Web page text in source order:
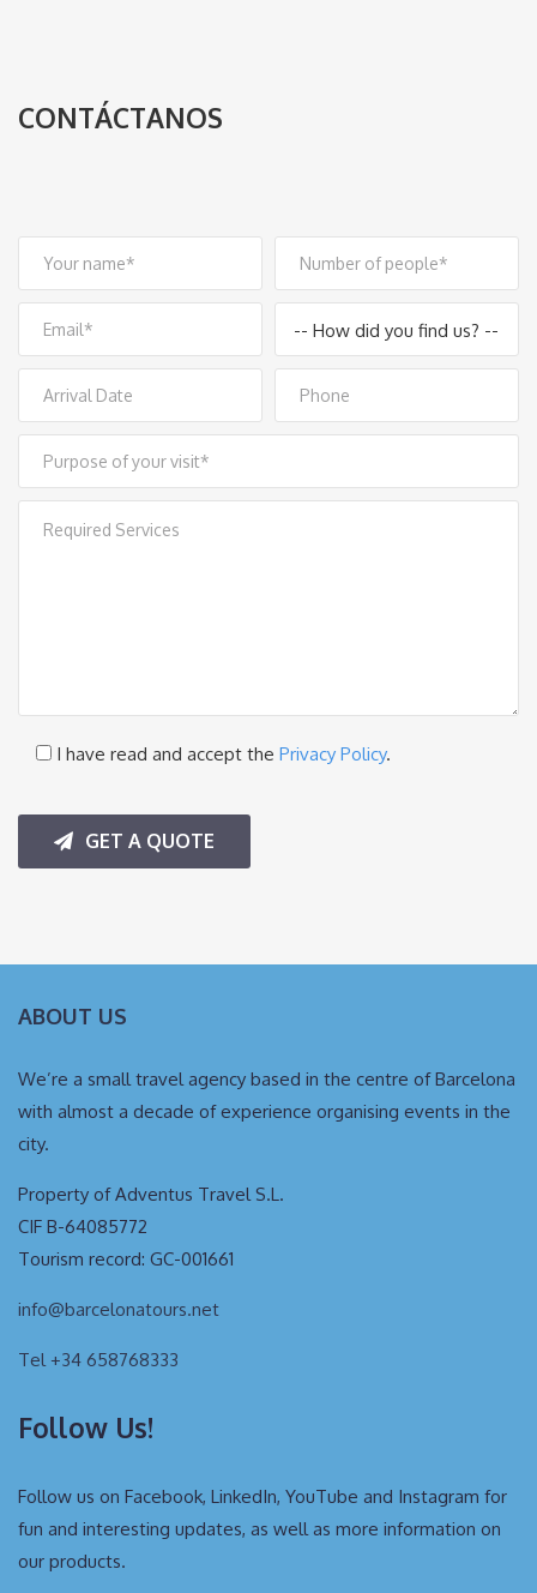
CONTÁCTANOS
I have read and accept the Privacy Policy.
GET A QUOTE
ABOUT US
We’re a small travel agency based in the centre of Barcelona
with almost a decade of experience organising events in the
city.
Property of Adventus Travel S.L.
CIF B-64085772
Tourism record: GC-001661
info@barcelonatours.net
Tel +34 658768333
Follow Us!
Follow us on Facebook, LinkedIn, YouTube and Instagram for
fun and interesting updates, as well as more information on
our products.